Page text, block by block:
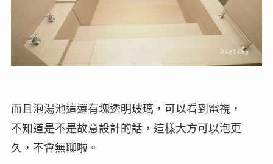
而且泡湯池這還有塊透明玻璃，可以看到電視，
不知道是不是故意設計的話，這樣大方可以泡更
久，不會無聊啦。